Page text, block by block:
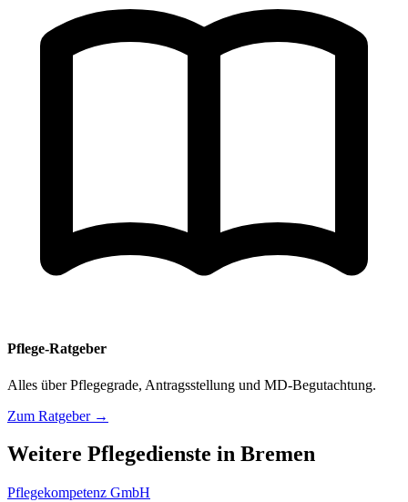
Pflege-Ratgeber
Alles über Pflegegrade, Antragsstellung und MD-Begutachtung.
Zum Ratgeber →
Weitere Pflegedienste in Bremen
Pflegekompetenz GmbH